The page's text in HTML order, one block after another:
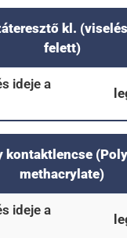
kl.
felett)
ideje a
kontaktlencse
methacrylate)
ideje a